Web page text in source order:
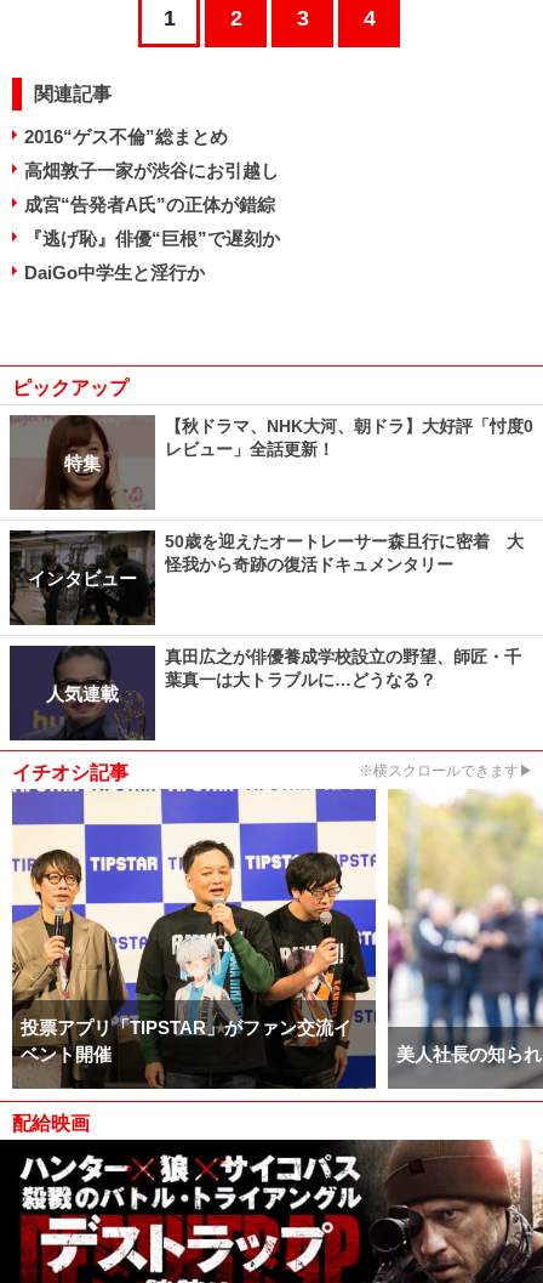
1 2 3 4
関連記事
2016“ゲス不倫”総まとめ
高畑敦子一家が渋谷にお引越し
成宮“告発者A氏”の正体が錯綜
『逃げ恥』俳優“巨根”で遅刻か
DaiGo中学生と淫行か
ピックアップ
特集
【秋ドラマ、NHK大河、朝ドラ】大好評「忖度0
レビュー」全話更新！
インタビュー
50歳を迎えたオートレーサー森且行に密着 大
怪我から奇跡の復活ドキュメンタリー
人気連載
真田広之が俳優養成学校設立の野望、師匠・千
葉真一は大トラブルに…どうなる？
イチオシ記事 ※横スクロールできます▶
投票アプリ「TIPSTAR」がファン交流イ
ベント開催
美人社長の知ら
配給映画